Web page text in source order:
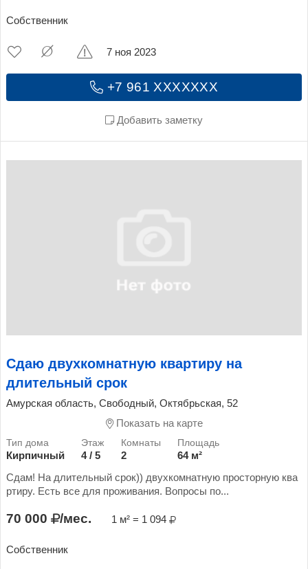
Собственник
+7 961 XXXXXXX
Добавить заметку
7 ноя 2023
Сдаю двухкомнатную квартиру на
длительный срок
Амурская область, Свободный, Октябрьская, 52
Показать на карте
Кирпичный 4 / 5 2
64 м²
Сдам! На длительный срок)) двухкомнатную просторную ква
ртиру. Есть все для проживания. Вопросы по...
70 000 /мес. 1 м² = 1 094
Собственник